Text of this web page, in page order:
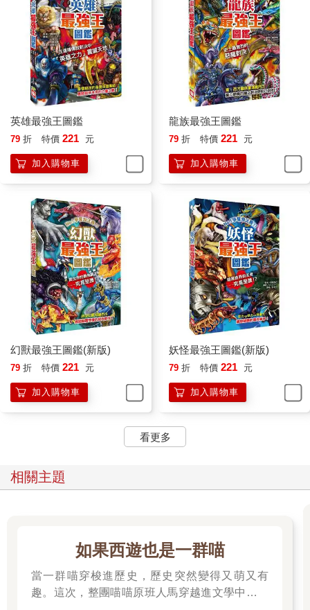
英雄最強王圖鑑
79 折 特價 221 元
加入購物車
龍族最強王圖鑑
79 折 特價 221 元
加入購物車
幻獸最強王圖鑑(新版)
79 折 特價 221 元
加入購物車
妖怪最強王圖鑑(新版)
79 折 特價 221 元
加入購物車
看更多
相關主題
如果西遊也是一群喵
當一群喵穿梭進歷史，歷史突然變得又萌又有
趣。這次，整團喵喵原班人馬穿越進文學中，開